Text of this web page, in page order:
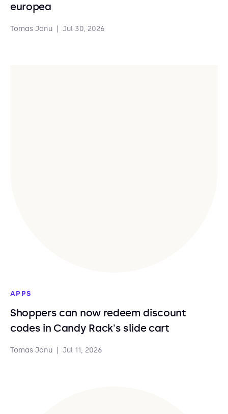
europea
Tomas Janu Jul 30, 2026
APPS
Shoppers can now redeem discount
codes in Candy Rack's slide cart
Tomas Janu Jul 11, 2026